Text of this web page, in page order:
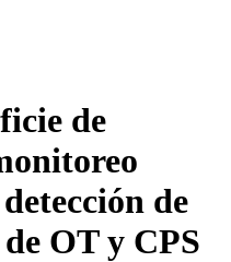
de
de
OT y CPS